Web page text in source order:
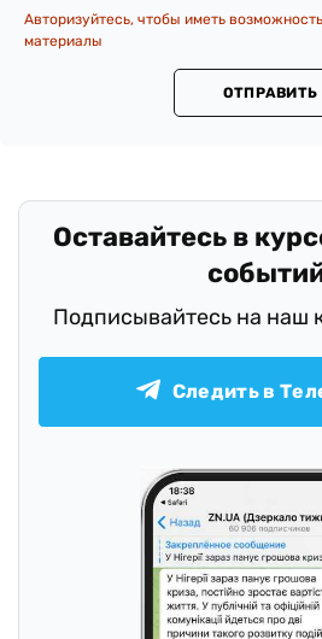
Авторизуйтесь, чтобы иметь
материалы
ОТПРАВИТЬ
Оставайтесь в
Подписывайтесь на наш
Следить в